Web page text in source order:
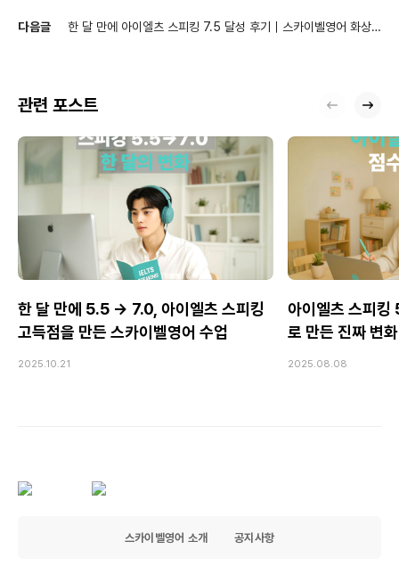
다음글
한 달 만에 아이엘츠 스피킹 7.5 달성 후기｜스카이벨영어 화상
관련 포스트
한 달 만에 5.5 → 7.0, 아이엘츠 스피킹
고득점을 만든 스카이벨영어 수업
2025.10.21
아이엘츠 스피
로 만든 진짜 변화
2025.08.08
스카이벨영어 소개 공지사항